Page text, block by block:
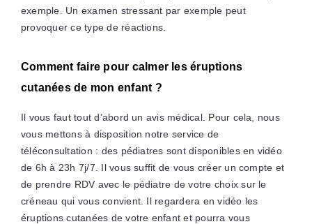
exemple. Un examen stressant par exemple peut
provoquer ce type de réactions.
Comment faire pour calmer les éruptions
cutanées de mon enfant ?
Il vous faut tout d’abord un avis médical. Pour cela, nous
vous mettons à disposition notre service de
téléconsultation : des pédiatres sont disponibles en vidéo
de 6h à 23h 7j/7. Il vous suffit de vous créer un compte et
de prendre RDV avec le pédiatre de votre choix sur le
créneau qui vous convient. Il regardera en vidéo les
éruptions cutanées de votre enfant et pourra vous